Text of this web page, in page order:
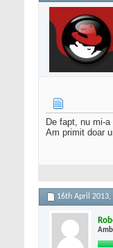
De fapt, nu mi-
Am primit doar
16th April 2013,